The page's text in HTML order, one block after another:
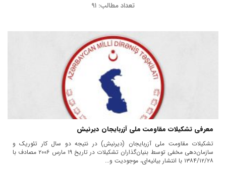
تعداد مطالب: ۹۱
معرفی تشکیلات مقاومت ملی آزربایجان دیرنیش
تشکیلات مقاومت ملی آزربایجان (دیرنیش) در نتیجه دو سال کار تئوریک و
سازمان‌دهی مخفی توسط بنیان‌گذاران تشکیلات در تاریخ ۱۹ مارس ۲۰۰۶ مصادف با
۱۳۸۴/۱۲/۲۸ با انتشار بیانیه‌ای، موجودیت و...